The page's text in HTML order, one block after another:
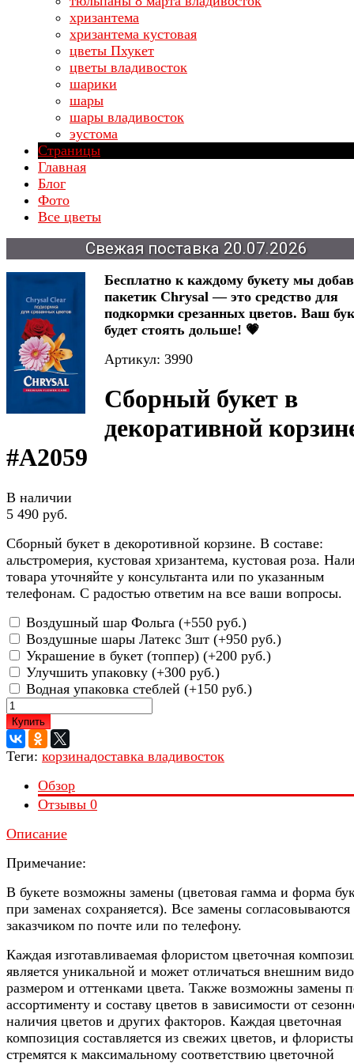
хризантема
хризантема кустовая
цветы Пхукет
цветы владивосток
шарики
шары
шары владивосток
эустома
Страницы
Главная
Блог
Фото
Все цветы
Свежая поставка 20.07.2026
Бесплатно к каждому букету мы
пакетик Chrysal — это средство для
подкормки срезанных цветов. Ваш
будет стоять дольше! 💗
Артикул: 3990
Сборный букет в
декоративной
#A2059
В наличии
5 490 руб.
Сборный букет в декоротивной корзине. В составе:
альстромерия, кустовая хризантема, кустовая роза.
товара уточняйте у консультанта или по указанным
телефонам. С радостью ответим на все ваши вопросы.
Воздушный шар Фольга (+550 руб.)
Воздушные шары Латекс 3шт (+950 руб.)
Украшение в букет (топпер) (+200 руб.)
Улучшить упаковку (+300 руб.)
Водная упаковка стеблей (+150 руб.)
Купить
Теги: корзинадоставка владивосток
Обзор
Отзывы 0
Описание
Примечание:
В букете возможны замены (цветовая гамма и форма
при заменах сохраняется). Все замены согласовываются
заказчиком по почте или по телефону.
Каждая изготавливаемая флористом цветочная
является уникальной и может отличаться внешним
размером и оттенками цвета. Также возможны замены
ассортименту и составу цветов в зависимости от
наличия цветов и других факторов. Каждая цветочная
композиция составляется из свежих цветов, и флористы
стремятся к максимальному соответствию цветочной